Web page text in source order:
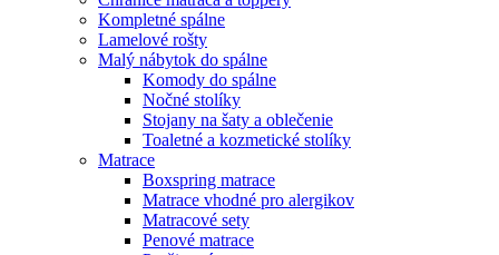
Kompletné spálne
Lamelové rošty
Malý nábytok do spálne
Komody do spálne
Nočné stolíky
Stojany na šaty a oblečenie
Toaletné a kozmetické stolíky
Matrace
Boxspring matrace
Matrace vhodné pro alergikov
Matracové sety
Penové matrace